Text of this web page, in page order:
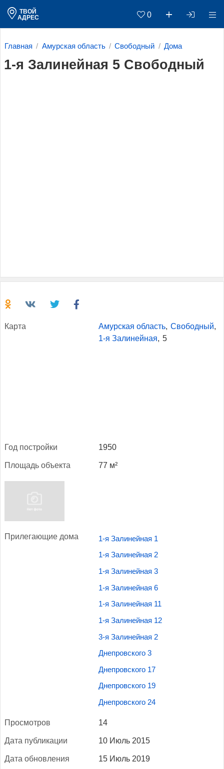
ТВОЙ
АДРЕС
0
Главная Амурская область Свободный Дома
1-я Залинейная 5 Свободный
Кар­та Амурская область, Свободный,
1-я Залинейная, 5
Год пос­трой­ки 1950
Пло­щадь объ­ек­та 77 м²
При­лега­ющие до­ма 1-я Залинейная 1
1-я Залинейная 2
1-я Залинейная 3
1-я Залинейная 6
1-я Залинейная 11
1-я Залинейная 12
3-я Залинейная 2
Днепровского 3
Днепровского 17
Днепровского 19
Днепровского 24
Прос­мотров 14
Да­та пуб­ли­кации 10 Июль 2015
Да­та об­новле­ния 15 Июль 2019